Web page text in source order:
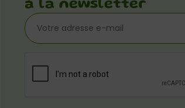
à la newsletter